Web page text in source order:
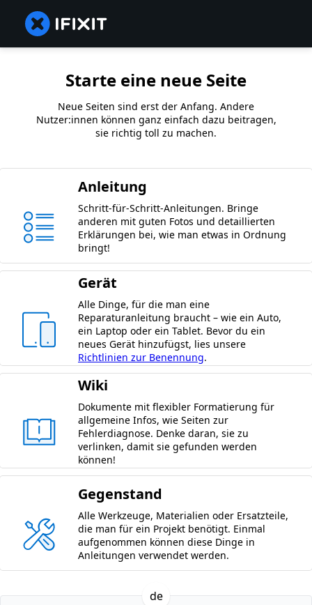
Starte eine neue Seite
Neue Seiten sind erst der Anfang. Andere
Nutzer:innen können ganz einfach dazu beitragen,
sie richtig toll zu machen.
Anleitung
Schritt-für-Schritt-Anleitungen. Bringe
anderen mit guten Fotos und detaillierten
Erklärungen bei, wie man etwas in Ordnung
bringt!
Gerät
Alle Dinge, für die man eine
Reparaturanleitung braucht – wie ein Auto,
ein Laptop oder ein Tablet. Bevor du ein
neues Gerät hinzufügst, lies unsere
Richtlinien zur Benennung.
Wiki
Dokumente mit flexibler Formatierung für
allgemeine Infos, wie Seiten zur
Fehlerdiagnose. Denke daran, sie zu
verlinken, damit sie gefunden werden
können!
Gegenstand
Alle Werkzeuge, Materialien oder Ersatzteile,
die man für ein Projekt benötigt. Einmal
aufgenommen können diese Dinge in
Anleitungen verwendet werden.
de